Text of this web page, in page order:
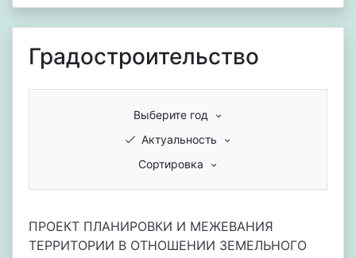
Градостроительство
Выберите год
Актуальность
Сортировка
ПРОЕКТ ПЛАНИРОВКИ И МЕЖЕВАНИЯ
ТЕРРИТОРИИ В ОТНОШЕНИИ ЗЕМЕЛЬНОГО